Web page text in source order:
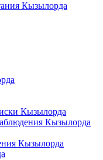
Кызылорда
Кызылорда
Кызылорда
Кызылорда